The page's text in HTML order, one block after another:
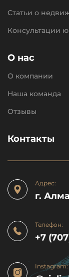
Статьи о
Консультации
О нас
О компании
Наша команда
Отзывы
Контакты
Адрес:
г.
Телефон:
+7
Instagram: